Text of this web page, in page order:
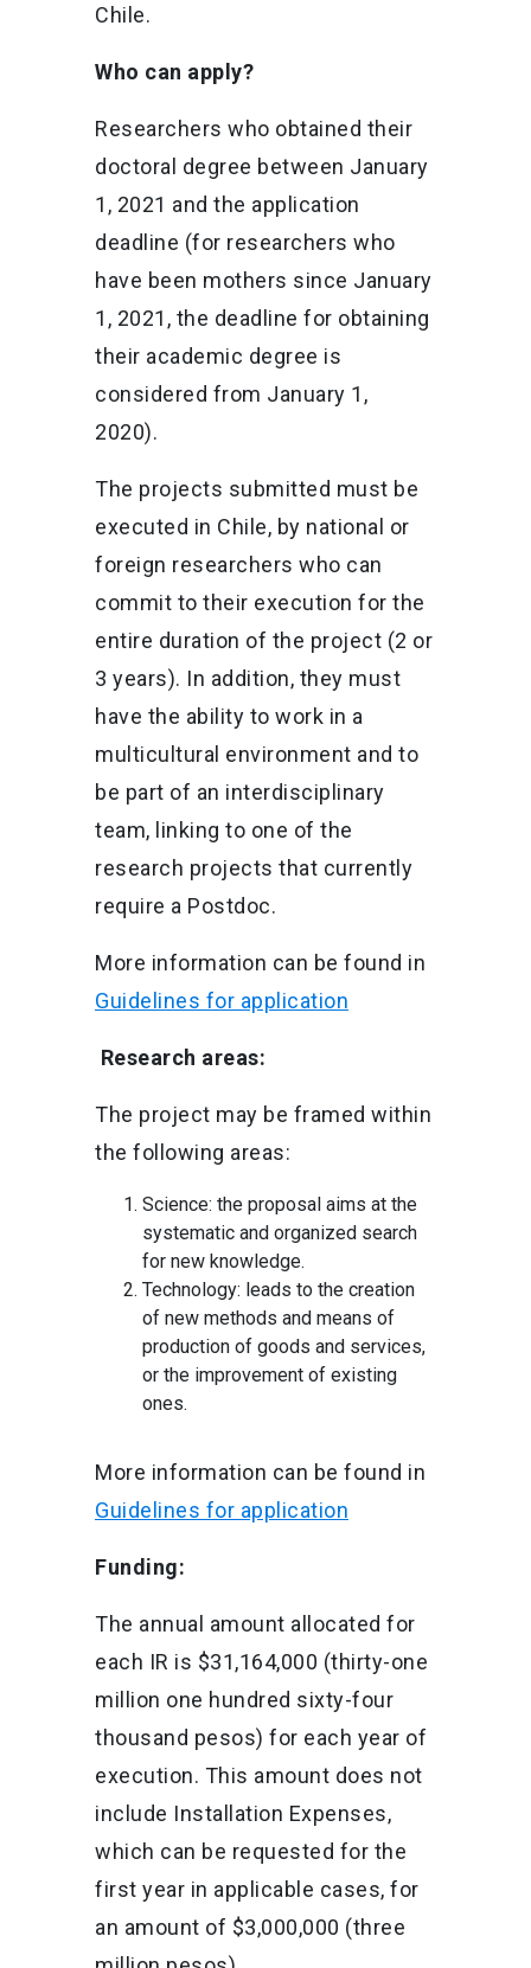
Chile.
Who can apply?
Researchers who obtained their
doctoral degree between January
1, 2021 and the application
deadline (for researchers who
have been mothers since January
1, 2021, the deadline for obtaining
their academic degree is
considered from January 1,
2020).
The projects submitted must be
executed in Chile, by national or
foreign researchers who can
commit to their execution for the
entire duration of the project (2 or
3 years). In addition, they must
have the ability to work in a
multicultural environment and to
be part of an interdisciplinary
team, linking to one of the
research projects that currently
require a Postdoc.
More information can be found in
Guidelines for application
Research areas:
The project may be framed within
the following areas:
Science: the proposal aims at the
systematic and organized search
for new knowledge.
Technology: leads to the creation
of new methods and means of
production of goods and services,
or the improvement of existing
ones.
More information can be found in
Guidelines for application
Funding:
The annual amount allocated for
each IR is $31,164,000 (thirty-one
million one hundred sixty-four
thousand pesos) for each year of
execution. This amount does not
include Installation Expenses,
which can be requested for the
first year in applicable cases, for
an amount of $3,000,000 (three